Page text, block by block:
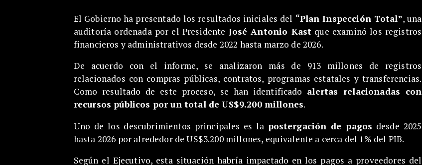
El Gobierno ha presentado los resultados iniciales del “Plan Inspección Total”, una
auditoría ordenada por el Presidente José Antonio Kast que examinó los registros
financieros y administrativos desde 2022 hasta marzo de 2026.
De acuerdo con el informe, se analizaron más de 913 millones de registros
relacionados con compras públicas, contratos, programas estatales y transferencias.
Como resultado de este proceso, se han identificado alertas relacionadas con
recursos públicos por un total de US$9.200 millones.
Uno de los descubrimientos principales es la postergación de pagos desde 2025
hasta 2026 por alrededor de US$3.200 millones, equivalente a cerca del 1% del PIB.
Según el Ejecutivo, esta situación habría impactado en los pagos a proveedores del